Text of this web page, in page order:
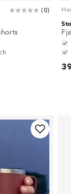
(0)